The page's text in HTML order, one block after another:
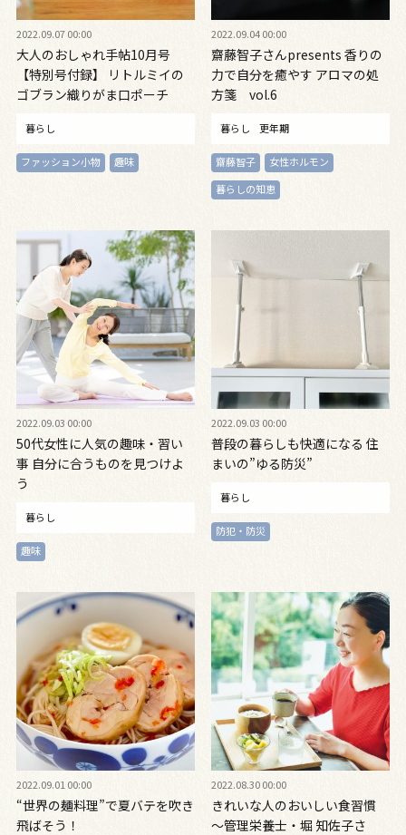
2022.09.07 00:00
大人のおしゃれ手帖10月号
【特別号付録】 リトルミイの
ゴブラン織りがま口ポーチ
暮らし
ファッション小物 趣味
2022.09.04 00:00
齋藤智子さんpresents 香りの
力で自分を癒やす アロマの処
方箋 vol.6
暮らし 更年期
齋藤智子
女性ホルモン
暮らしの知恵
2022.09.03 00:00
50代女性に人気の趣味・習い
事 自分に合うものを見つけよ
う
暮らし
趣味
2022.09.03 00:00
普段の暮らしも快適になる 住
まいの”ゆる防災”
暮らし
防犯・防災
2022.09.01 00:00
“世界の麺料理”で夏バテを吹き
飛ばそう！
2022.08.30 00:00
きれいな人のおいしい食習慣
〜管理栄養士・堀 知佐子さ